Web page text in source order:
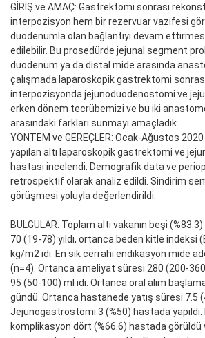
GİRİŞ ve AMAÇ: Gastrektomi sonrası
interpozisyon hem bir rezervuar vazifesi
duodenumla olan bağlantıyı devam
edilebilir. Bu prosedürde jejunal segment
duodenum ya da distal mide arasında
çalışmada laparoskopik gastrektomi
interpozisyonda jejunoduodenostomi ve
erken dönem tecrübemizi ve bu iki
arasındaki farkları sunmayı amaçladık.
YÖNTEM ve GEREÇLER: Ocak-Ağustos
yapılan altı laparoskopik gastrektomi ve
hastası incelendi. Demografik data ve
retrospektif olarak analiz edildi. Sindirim
görüşmesi yoluyla değerlendirildi.
BULGULAR: Toplam altı vakanın beşi
70 (19-78) yıldı, ortanca beden kitle indeksi
kg/m2 idi. En sık cerrahi endikasyon mide
(n=4). Ortanca ameliyat süresi 280 (200-
95 (50-100) ml idi. Ortanca oral alım
gündü. Ortanca hastanede yatış süresi 7.5
Jejunogastrostomi 3 (%50) hastada
komplikasyon dört (%66.6) hastada görüldü